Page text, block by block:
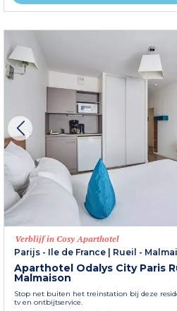
Verblijf in Cosy Aparthotel
Parijs - Ile de France
Rueil -
Aparthotel Odalys City Paris
Malmaison
Stop net buiten het treinstation bij deze
tv en ontbijtservice.